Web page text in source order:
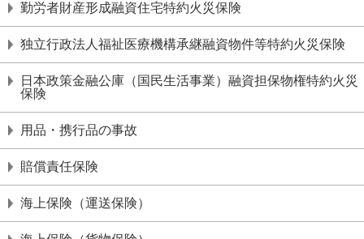
勤労者財産形成融資住宅特約火災保険
独立行政法人福祉医療機構承継融資物件等特約火災保険
日本政策金融公庫（国民生活事業）融資担保物権特約火災
保険
用品・携行品の事故
賠償責任保険
海上保険（運送保険）